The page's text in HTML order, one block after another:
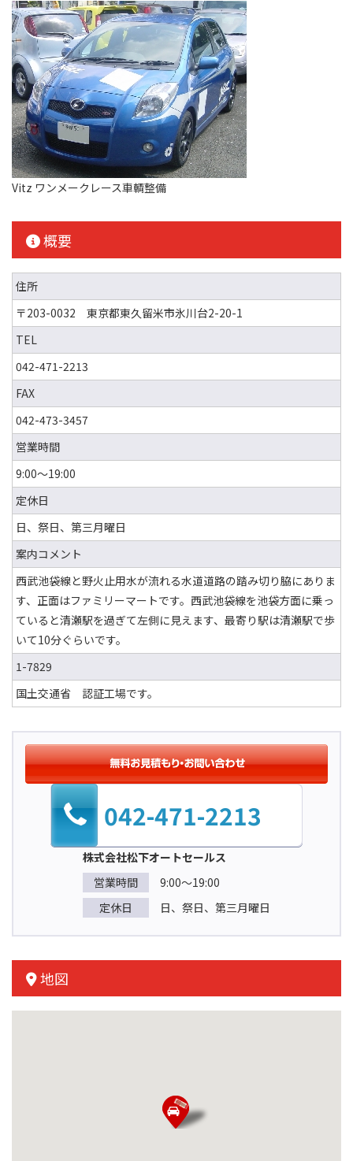
Vitz ワンメークレース車輌整備
概要
住所
〒203-0032 東京都東久留米市氷川台2-20-1
TEL
042-471-2213
FAX
042-473-3457
営業時間
9:00～19:00
定休日
日、祭日、第三月曜日
案内コメント
西武池袋線と野火止用水が流れる水道道路の踏み切り脇にありま
す、正面はファミリーマートです。西武池袋線を池袋方面に乗っ
ていると清瀬駅を過ぎて左側に見えます、最寄り駅は清瀬駅で歩
いて10分ぐらいです。
1-7829
国土交通省 認証工場です。
042-471-2213
株式会社松下オートセールス
営業時間
9:00～19:00
定休日
日、祭日、第三月曜日
地図